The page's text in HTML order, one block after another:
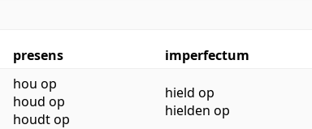
presens imperfectum
hou op
houd op
houdt op
hield op
hielden op